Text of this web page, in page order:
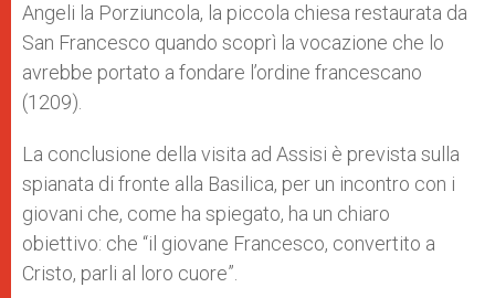
Angeli la Porziuncola, la piccola chiesa restaurata da
San Francesco quando scoprì la vocazione che lo
avrebbe portato a fondare l’ordine francescano
(1209).
La conclusione della visita ad Assisi è prevista sulla
spianata di fronte alla Basilica, per un incontro con i
giovani che, come ha spiegato, ha un chiaro
obiettivo: che “il giovane Francesco, convertito a
Cristo, parli al loro cuore”.